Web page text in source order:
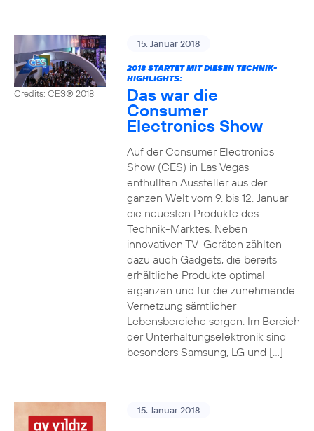
Credits: CES® 2018
15. Januar 2018
2018 STARTET MIT DIESEN TECHNIK-
HIGHLIGHTS:
Das war die
Consumer
Electronics Show
Auf der Consumer Electronics
Show (CES) in Las Vegas
enthüllten Aussteller aus der
ganzen Welt vom 9. bis 12. Januar
die neuesten Produkte des
Technik-Marktes. Neben
innovativen TV-Geräten zählten
dazu auch Gadgets, die bereits
erhältliche Produkte optimal
ergänzen und für die zunehmende
Vernetzung sämtlicher
Lebensbereiche sorgen. Im Bereich
der Unterhaltungselektronik sind
besonders Samsung, LG und […]
15. Januar 2018